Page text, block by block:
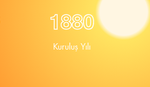
1880
Kuruluş Yılı